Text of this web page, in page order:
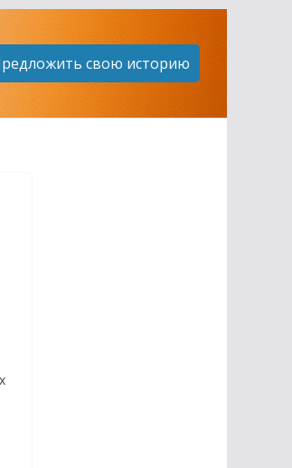
свою историю